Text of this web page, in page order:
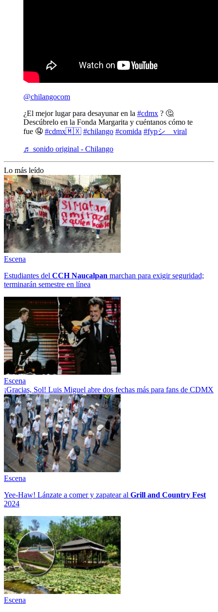
@chilangocom
¿El mejor lugar para desayunar en la #cdmx ? 🤔
Descúbrelo en la Fonda Margarita y cuéntanos cómo te
fue 🤤 #cdmx🇲🇽 #chilango #comida #fypシ゚viral
♬ sonido original - Chilango
Lo más leído
Escena
Estudiantes del CCH Naucalpan marchan para exigir seguridad;
terminarán semestre en línea
Escena
¡Gracias, Sol! Luis Miguel abre dos fechas más para fans de CDMX
Escena
Yee-Haw! Lánzate a comer y zapatear al Grill and Country Fest
2024
Escena